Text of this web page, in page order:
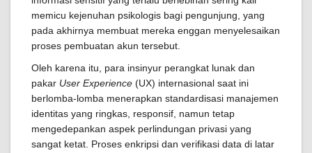
memicu kejenuhan psikologis bagi pengunjung, yang
pada akhirnya membuat mereka enggan menyelesaikan
proses pembuatan akun tersebut.
Oleh karena itu, para insinyur perangkat lunak dan
pakar User Experience (UX) internasional saat ini
berlomba-lomba menerapkan standardisasi manajemen
identitas yang ringkas, responsif, namun tetap
mengedepankan aspek perlindungan privasi yang
sangat ketat. Proses enkripsi dan verifikasi data di latar